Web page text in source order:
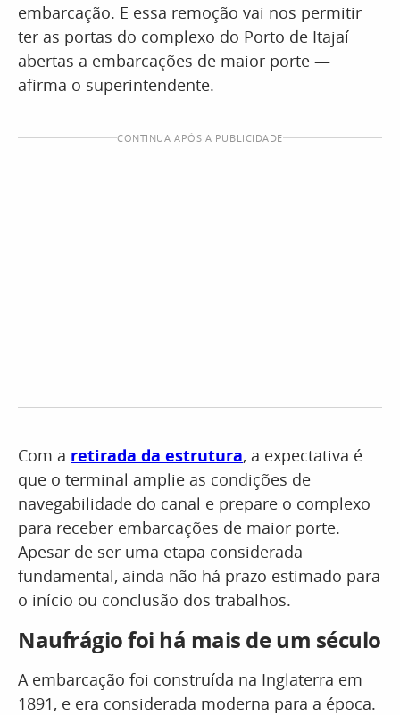
embarcação. E essa remoção vai nos permitir
ter as portas do complexo do Porto de Itajaí
abertas a embarcações de maior porte —
afirma o superintendente.
CONTINUA APÓS A PUBLICIDADE
Com a retirada da estrutura, a expectativa é
que o terminal amplie as condições de
navegabilidade do canal e prepare o complexo
para receber embarcações de maior porte.
Apesar de ser uma etapa considerada
fundamental, ainda não há prazo estimado para
o início ou conclusão dos trabalhos.
Naufrágio foi há mais de um século
A embarcação foi construída na Inglaterra em
1891, e era considerada moderna para a época.